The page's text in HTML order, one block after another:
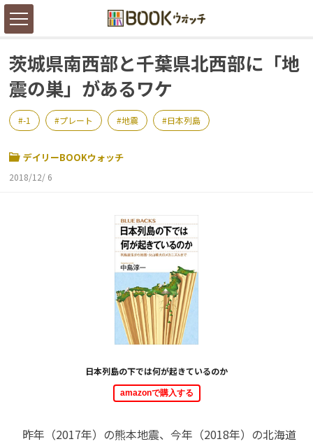
茨城県南西部と千葉県北西部に「地
震の巣」があるワケ
-1 プレート 地震 日本列島
デイリーBOOKウォッチ
2018/12/ 6
日本列島の下では何が起きているのか
amazonで購入する
昨年（2017年）の熊本地震、今年（2018年）の北海道